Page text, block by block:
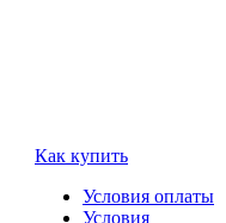
Как купить
Условия оплаты
Условия